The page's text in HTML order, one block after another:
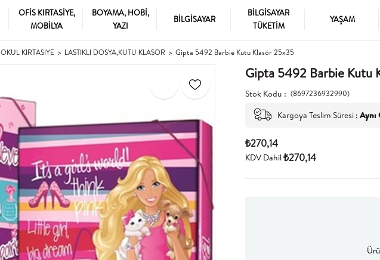
OFİS KIRTASİYE,
MOBİLYA
BOYAMA, HOBİ,
YAZI
BİLGİSAYAR
BİLGİSAYAR
TÜKETİM
YAŞAM
OKUL KIRTASIYE LASTIKLI DOSYA,KUTU KLASOR Gipta 5492 Barbie Kutu Klasör 25x35
Gipta 5492 Barbie Kutu
Stok Kodu (8697236932990)
Kargoya Teslim Süresi : Aynı
₺270,14
KDV Dahil₺270,14